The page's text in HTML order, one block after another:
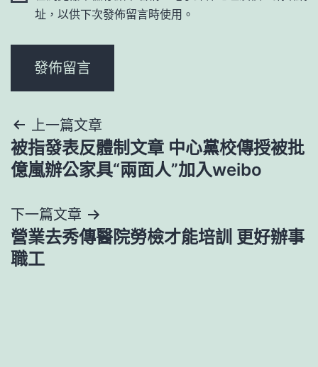
址，以供下次發佈留言時使用。
文
章
覽
上一篇文章
被指發表反體制文章 中心黨校傳授被批
億嵐辦公家具“兩面人”加入weibo
下一篇文章
營業去秀傳醫院勞檢才能培訓 更好辦事
職工